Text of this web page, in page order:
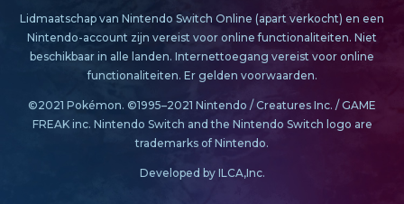
Lidmaatschap van Nintendo Switch Online (apart verkocht) en een
Nintendo-account zijn vereist voor online functionaliteiten. Niet
beschikbaar in alle landen. Internettoegang vereist voor online
functionaliteiten. Er gelden voorwaarden.
©2021 Pokémon. ©1995–2021 Nintendo / Creatures Inc. / GAME
FREAK inc. Nintendo Switch and the Nintendo Switch logo are
trademarks of Nintendo.
Developed by ILCA,Inc.